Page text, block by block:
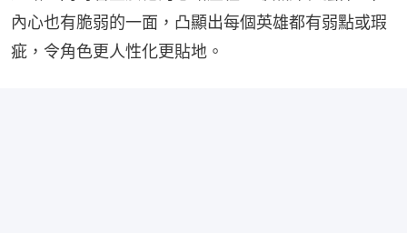
內心也有脆弱的一面，凸顯出每個英雄都有弱點或瑕
疵，令角色更人性化更貼地。